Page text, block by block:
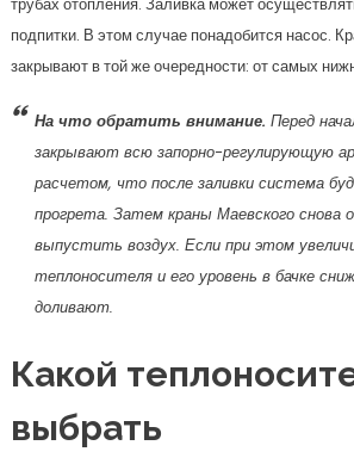
подпитки. В этом случае понадобится насос.
закрывают в той же очередности: от самых
На что обратить внимание. Перед
закрывают всю запорно-регулирующую
расчетом, что после заливки система
прогрета. Затем краны Маевского
выпустить воздух. Если при этом
теплоносителя и его уровень в бачке
доливают.
Какой
выбрать